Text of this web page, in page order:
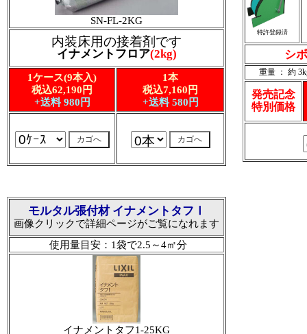
SN-FL-2KG
内装床用の接着剤です
イナメントフロア(2kg)
1ケース(9本入)
税込62,190円
+送料 980円
1本
税込7,160円
+送料 580円
特許登録済
シ
重量 ： 約
発売記念
特別価格
モルタル張付材 イナメントタフⅠ
画像クリックで詳細ページがご覧になれます
使用量目安：1袋で2.5～4㎡分
イナメントタフ1-25KG